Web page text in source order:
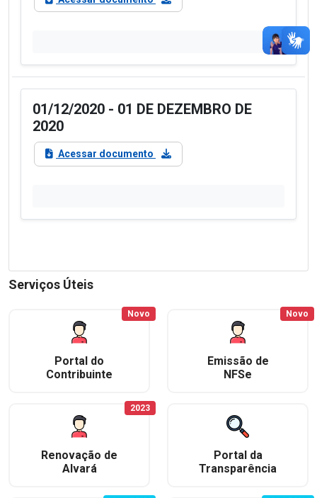
01/12/2020 - 01 DE DEZEMBRO DE
2020
Acessar documento
Serviços Úteis
Portal do
Contribuinte
Novo
Emissão de
NFSe
Novo
Renovação de
Alvará
2023
Portal da
Transparência